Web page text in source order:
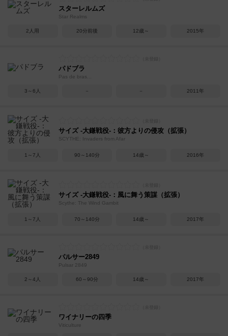
スターレルムズ
Star Realms
2人用 20分前後 12歳～ 2015年
パドブラ
Pas de bras...
3～6人 － － 2011年
サイズ -大鎌戦役-：彼方よりの侵攻（拡張）
SCYTHE: Invaders from Afar
1～7人 90～140分 14歳～ 2016年
サイズ -大鎌戦役-：風に舞う策謀（拡張）
Scythe: The Wind Gambit
1～7人 70～140分 14歳～ 2017年
パルサー2849
Pulsar 2849
2～4人 60～90分 14歳～ 2017年
ワイナリーの四季
Viticulture